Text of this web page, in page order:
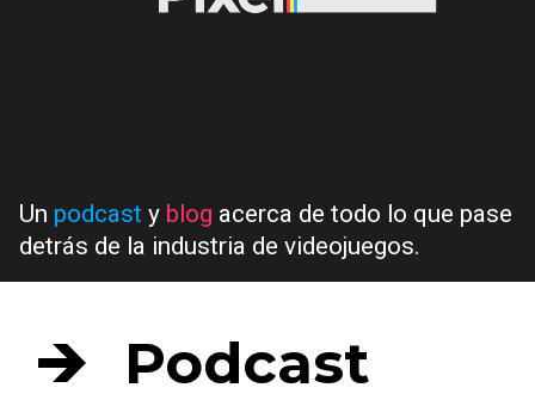
Un podcast y blog acerca de todo lo que pase
detrás de la industria de videojuegos.
Podcast